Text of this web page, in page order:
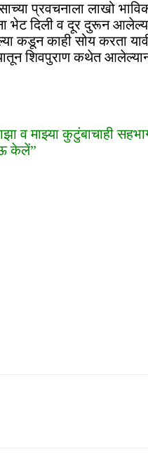
प्रवचनाला लाखो
भेट दिली व दूर दुरून
कडून काही सोय करता
शिवपुराण कथेत
व माझ्या कुटुंबाचाही
केलें”